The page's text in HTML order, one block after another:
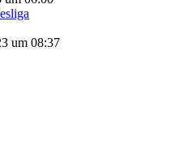
um 08:37